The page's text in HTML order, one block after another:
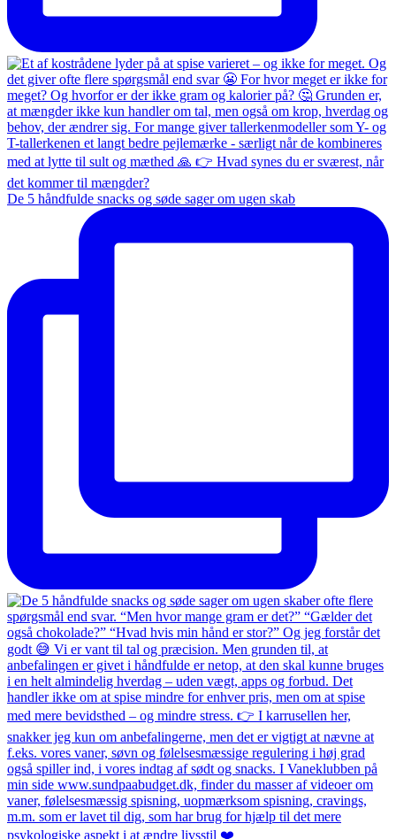
De 5 håndfulde snacks og søde sager om ugen skab